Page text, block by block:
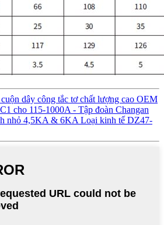
dây công tắc tơ chất lượng cao OEM
cho 115-1000A - Tập đoàn Changan
nhỏ 4,5KA & 6KA Loại kinh tế DZ47-